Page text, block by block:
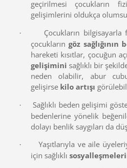
geçirilmesi çocukların
gelişimlerini oldukça
·
Çocukların bilgisayarla
çocuklarıngöz sağlığının
hareketi kısıtlar, çocuğun
gelişimini sağlıklı bir
neden olabilir, abur
gelişirse kilo artışı
·
Sağlıklı beden gelişimi
bedenlerine yönelik
dolayı benlik saygıları da
·
Yaşıtlarıyla ve aile
için sağlıklı